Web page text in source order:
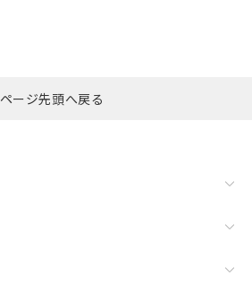
ページ先頭へ戻る